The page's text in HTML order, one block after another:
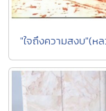
"ใจถึงความสงบ"(ห